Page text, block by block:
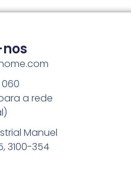
060
a rede
Manuel
3100-354